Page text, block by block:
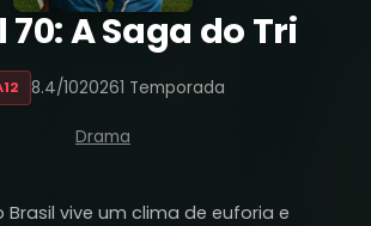
70: A Saga do Tri
8.4/1020261 Temporada
Drama
Brasil vive um clima de euforia e